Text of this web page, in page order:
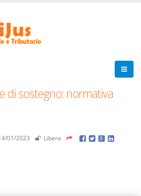
di sostegno: normativa
01/2023 Libera